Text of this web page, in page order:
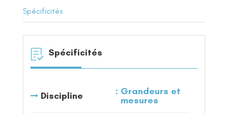
Spécificités
Spécificités
Discipline
Grandeurs et
mesures